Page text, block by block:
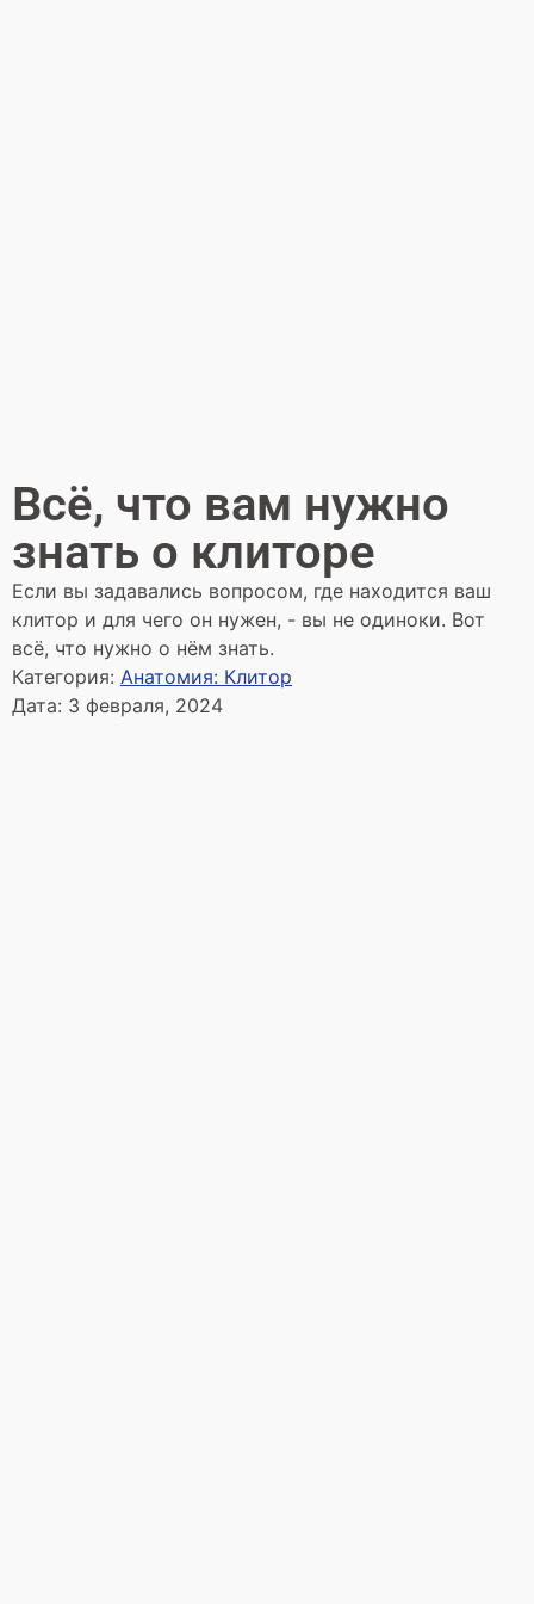
Всё, что вам нужно
знать о клиторе
Если вы задавались вопросом, где находится ваш
клитор и для чего он нужен, - вы не одиноки. Вот
всё, что нужно о нём знать.
Категория: Анатомия: Клитор
Дата: 3 февраля, 2024